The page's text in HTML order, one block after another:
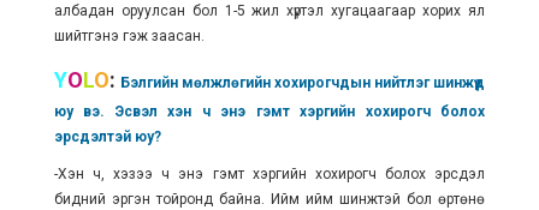
албадан оруулсан бол 1-5 жил хүртэл хугацаагаар хорих ял
шийтгэнэ гэж заасан.
YOLO: Бэлгийн мөлжлөгийн хохирогчдын нийтлэг шинжүүд
юу вэ. Эсвэл хэн ч энэ гэмт хэргийн хохирогч болох
эрсдэлтэй юу?
-Хэн ч, хэзээ ч энэ гэмт хэргийн хохирогч болох эрсдэл
бидний эргэн тойронд байна. Ийм ийм шинжтэй бол өртөнө